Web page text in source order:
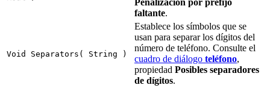
Penalización por prefijo
faltante.
Void Separators( String )
Establece los símbolos que se
usan para separar los dígitos del
número de teléfono. Consulte el
cuadro de diálogo teléfono,
propiedad Posibles separadores
de dígitos.